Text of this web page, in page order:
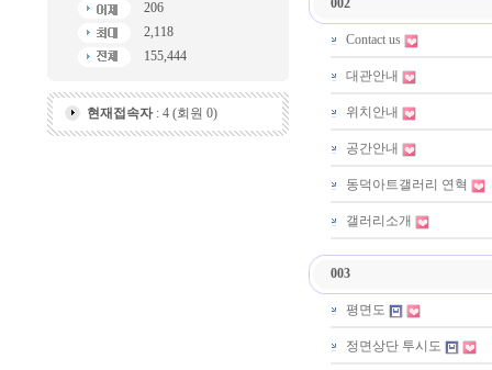
206
2,118
155,444
현재접속자: 4 (회원 0)
002
Contact us
대관안내
위치안내
공간안내
동덕아트갤러리 연혁
갤러리소개
003
평면도
정면상단 투시도